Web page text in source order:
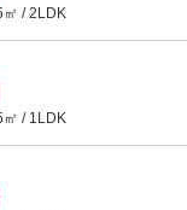
㎡ / 2LDK
㎡ / 1LDK